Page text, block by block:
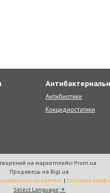
Антибиотики
Кокцидиостатики
на маркетплейсі Prom.ua
Продавець на Bigl.ua
на контент | Політика
Select Language ▼